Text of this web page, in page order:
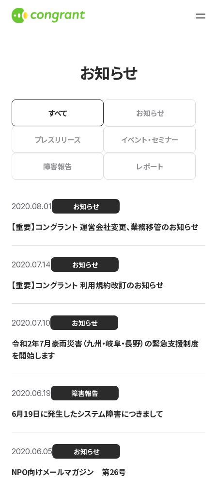
お知らせ
すべて お知らせ
プレスリリース イベント・セミナー
障害報告 レポート
2020.08.01 お知らせ
【重要】コングラント 運営会社変更、業務移管のお知らせ
2020.07.14 お知らせ
【重要】コングラント 利用規約改訂のお知らせ
2020.07.10 お知らせ
令和2年7月豪雨災害（九州・岐阜・長野）の緊急支援制度
を開始します
2020.06.19 障害報告
6月19日に発生したシステム障害につきまして
2020.06.05 お知らせ
NPO向けメールマガジン 第26号